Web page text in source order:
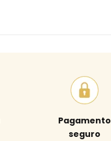
Pagamento
seguro